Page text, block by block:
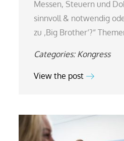
Messen, Steuern und
sinnvoll & notwendig
zu ‚Big Brother‘?“
Categories: Kongress
View the post